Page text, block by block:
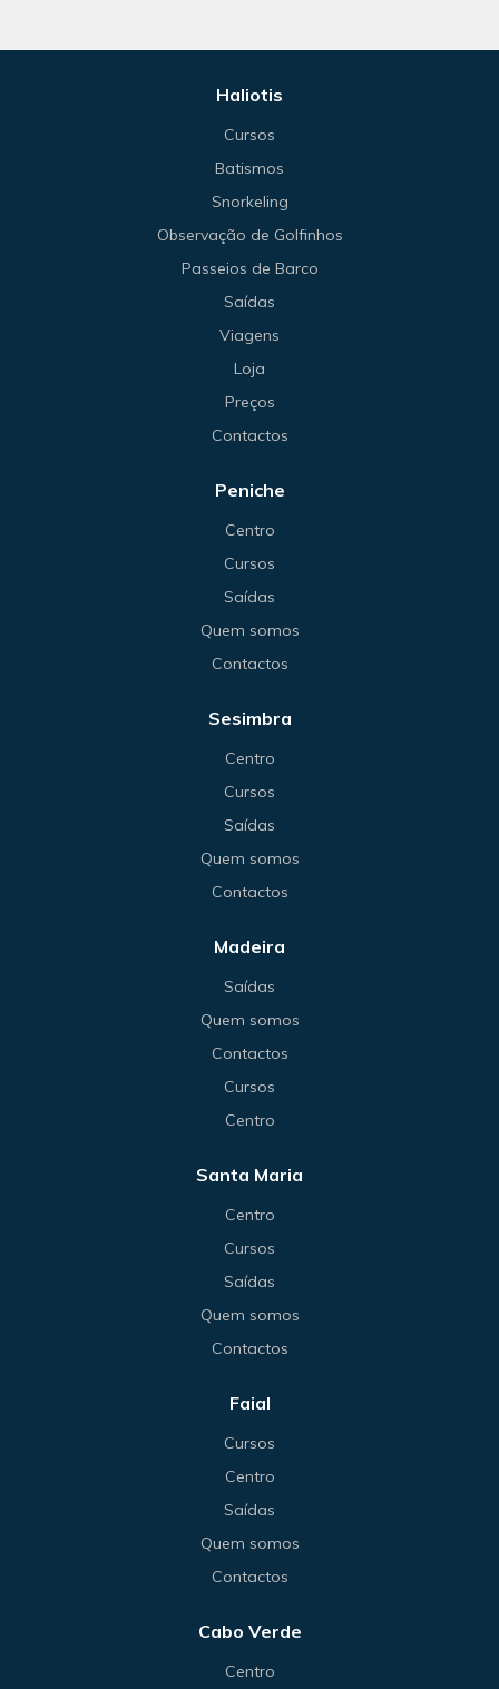
Haliotis
Cursos
Batismos
Snorkeling
Observação de Golfinhos
Passeios de Barco
Saídas
Viagens
Loja
Preços
Contactos
Peniche
Centro
Cursos
Saídas
Quem somos
Contactos
Sesimbra
Centro
Cursos
Saídas
Quem somos
Contactos
Madeira
Saídas
Quem somos
Contactos
Cursos
Centro
Santa Maria
Centro
Cursos
Saídas
Quem somos
Contactos
Faial
Cursos
Centro
Saídas
Quem somos
Contactos
Cabo Verde
Centro